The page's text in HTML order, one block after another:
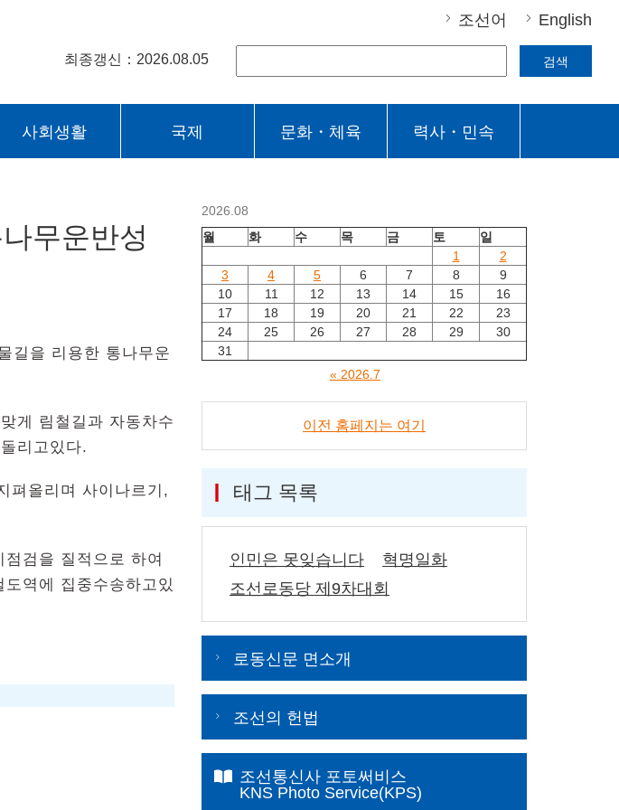
조선어 English
최종갱신：2026.08.05 검색
사회생활 국제 문화・체육 력사・민속
무운반성
길을 리용한 통나무운
게 림철길과 자동차수
리고있다.
펴올리며 사이나르기,
검을 질적으로 하여
역에 집중수송하고있
2026.08
월
화 수 목 금 토
일
1
2
3
4 5 6 7 8
9
10
11 12 13 14 15
16
17
18 19 20 21 22
23
24
25 26 27 28 29
30
31
« 2026.7
이전 홈페지는 여기
태그 목록
인민은 못잊습니다
혁명일화
조선로동당 제9차대회
로동신문 면소개
조선의 헌법
조선통신사 포토써비스
KNS Photo Service(KPS)